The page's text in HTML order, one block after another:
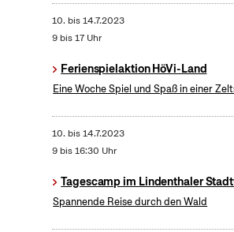
10. bis14.7.2023
9 bis 17 Uhr
Ferienspielaktion HöVi-Land
Eine Woche Spiel und Spaß in einer
10. bis14.7.2023
9 bis 16:30 Uhr
Tagescamp im Lindenthaler
Spannende Reise durch den Wald